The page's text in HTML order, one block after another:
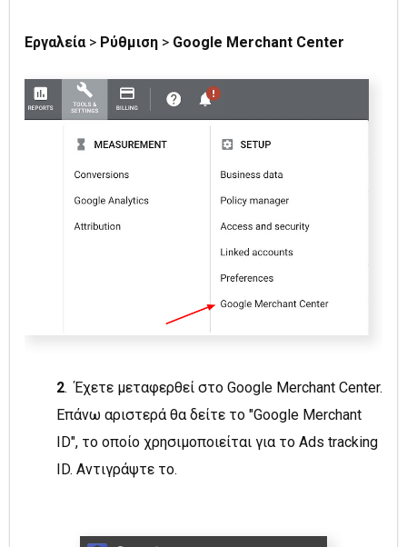
Εργαλεία> Ρύθμιση > Google Merchant Center
2. Έχετε μεταφερθεί στο Google Merchant Center.
Επάνω αριστερά θα δείτε το "Google Merchant
ID", το οποίο χρησιμοποιείται για το Ads tracking
ID. Αντιγράψτε το.